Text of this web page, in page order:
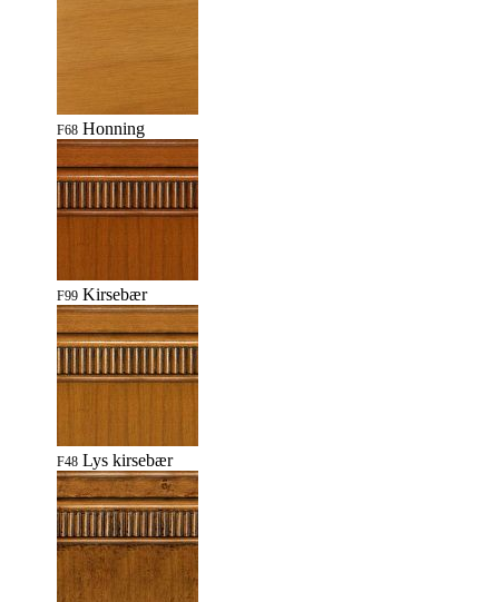
F68 Honning
F99 Kirsebær
F48 Lys kirsebær